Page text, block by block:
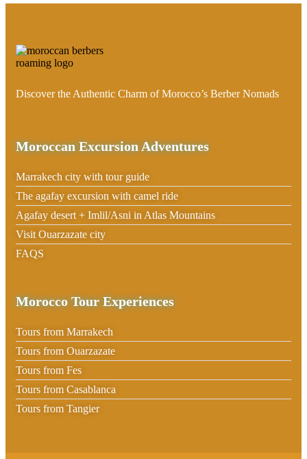
Discover the Authentic Charm of Morocco’s Berber Nomads
Moroccan Excursion Adventures
Marrakech city with tour guide
The agafay excursion with camel ride
Agafay desert + Imlil/Asni in Atlas Mountains
Visit Ouarzazate city
FAQS
Morocco Tour Experiences
Tours from Marrakech
Tours from Ouarzazate
Tours from Fes
Tours from Casablanca
Tours from Tangier